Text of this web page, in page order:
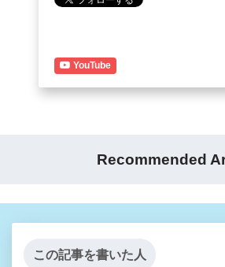
YouTube
Recommended
この記事を書いた人